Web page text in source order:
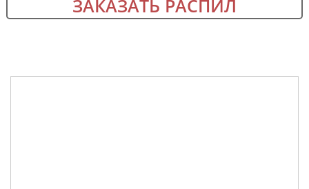
ЗАКАЗАТЬ РАСПИЛ